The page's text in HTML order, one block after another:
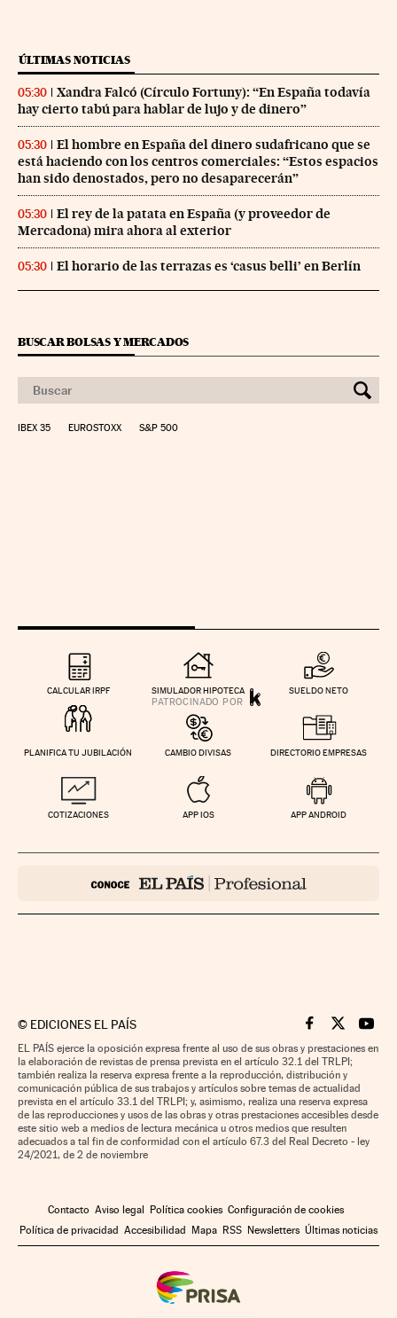
ÚLTIMAS NOTICIAS
05:30
Xandra Falcó (Círculo Fortuny): “En España todavía
hay cierto tabú para hablar de lujo y de dinero”
05:30
El hombre en España del dinero sudafricano que se
está haciendo con los centros comerciales: “Estos espacios
han sido denostados, pero no desaparecerán”
05:30
El rey de la patata en España (y proveedor de
Mercadona) mira ahora al exterior
05:30 El horario de las terrazas es ‘casus belli’ en Berlín
BUSCAR BOLSAS Y MERCADOS
IBEX 35 EUROSTOXX S&P 500
CALCULAR IRPF SIMULADOR HIPOTECA SUELDO NETO
PLANIFICA TU JUBILACIÓN CAMBIO DIVISAS DIRECTORIO EMPRESAS
COTIZACIONES APP IOS APP ANDROID
© EDICIONES EL PAÍS Cinco Días en
Cinco Días
Cinco
EL PAÍS ejerce la oposición expresa frente al uso de sus obras y prestaciones en
la elaboración de revistas de prensa prevista en el artículo 32.1 del TRLPI;
también realiza la reserva expresa frente a la reproducción, distribución y
comunicación pública de sus trabajos y artículos sobre temas de actualidad
prevista en el artículo 33.1 del TRLPI; y, asimismo, realiza una reserva expresa
de las reproducciones y usos de las obras y otras prestaciones accesibles desde
este sitio web a medios de lectura mecánica u otros medios que resulten
adecuados a tal fin de conformidad con el artículo 67.3 del Real Decreto - ley
24/2021, de 2 de noviembre
Contacto Aviso legal Política cookies Configuración de cookies
Política de privacidad Accesibilidad Mapa RSS Newsletters Últimas noticias